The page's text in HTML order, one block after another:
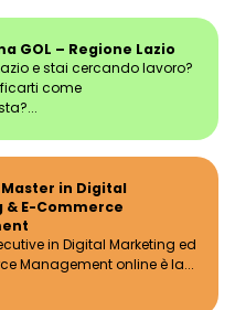
GOL – Regione Lazio
e stai cercando lavoro?
come
in Digital
& E-Commerce
in Digital Marketing ed
Management online è la...